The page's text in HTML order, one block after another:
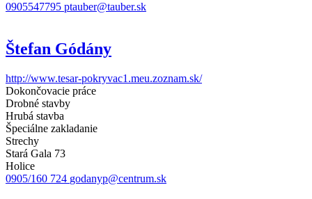
0905547795 ptauber@tauber.sk
Štefan Gódány
http://www.tesar-pokryvac1.meu.zoznam.sk/
Dokončovacie práce
Drobné stavby
Hrubá stavba
Špeciálne zakladanie
Strechy
Stará Gala 73
Holice
0905/160 724 godanyp@centrum.sk